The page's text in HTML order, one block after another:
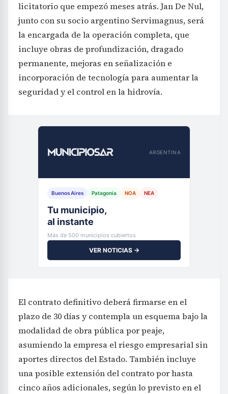
licitatorio que empezó meses atrás. Jan De Nul,
junto con su socio argentino Servimagnus, será
la encargada de la operación completa, que
incluye obras de profundización, dragado
permanente, mejoras en señalización e
incorporación de tecnología para aumentar la
seguridad y el control en la hidrovía.
ARGENTINA
Buenos Aires Patagonia NOA NEA
Tu municipio,
al instante
Más de 500 municipios cubiertos
VER NOTICIAS →
El contrato definitivo deberá firmarse en el
plazo de 30 días y contempla un esquema bajo la
modalidad de obra pública por peaje,
asumiendo la empresa el riesgo empresarial sin
aportes directos del Estado. También incluye
una posible extensión del contrato por hasta
cinco años adicionales, según lo previsto en el